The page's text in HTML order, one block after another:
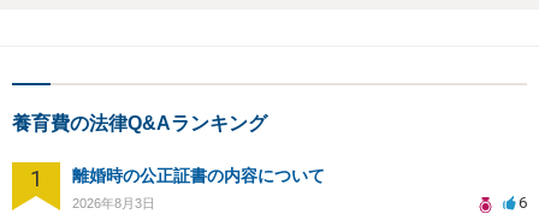
養育費の法律Q&Aランキング
1 離婚時の公正証書の内容について
2026年8月3日 6